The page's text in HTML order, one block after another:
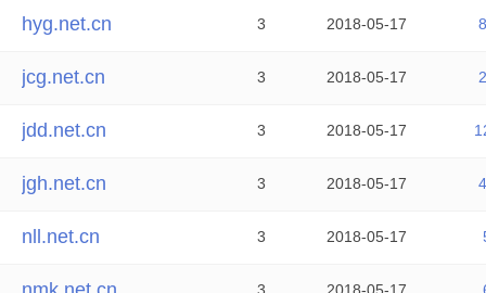
hyg.net.cn 3 2018-05-17
jcg.net.cn 3 2018-05-17
jdd.net.cn 3 2018-05-17
jgh.net.cn 3 2018-05-17
nll.net.cn 3 2018-05-17